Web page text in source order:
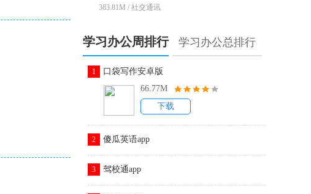
383.81M / 社交通讯
学习办公周排行 学习办公总排行
1
口袋写作安卓版
66.77M
下载
2 傻瓜英语app
3 驾校通app